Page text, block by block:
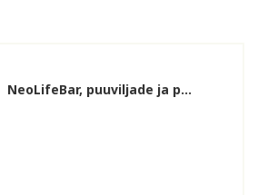
NeoLifeBar, puuviljade ja p...